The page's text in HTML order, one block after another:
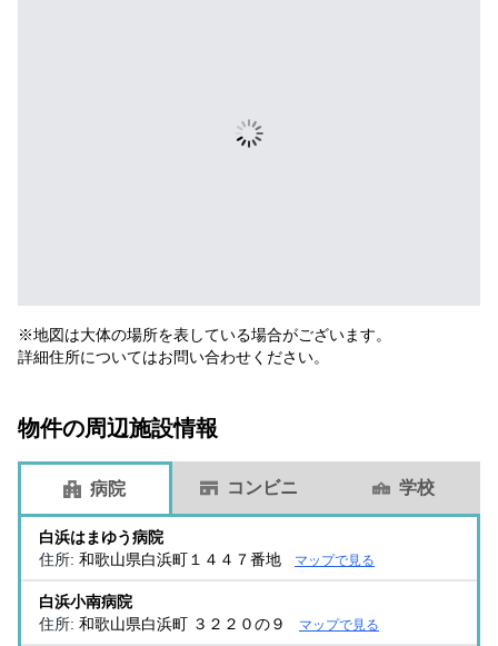
※地図は大体の場所を表している場合がございます。
詳細住所についてはお問い合わせください。
物件の周辺施設情報
病院 コンビニ 学校
白浜はまゆう病院
住所: 和歌山県白浜町１４４７番地 マップで見る
白浜小南病院
住所: 和歌山県白浜町 ３２２０の９ マップで見る